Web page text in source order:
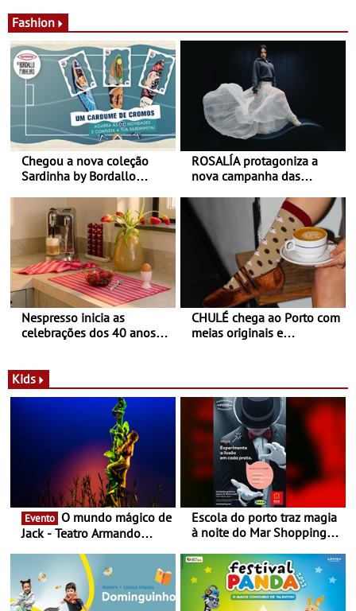
Fashion
Chegou a nova coleção
Sardinha by Bordallo
ROSALÍA protagoniza a
nova campanha das
Balance
Nespresso inicia as
celebrações dos 40 anos
Novas - Edição limitada
Nespresso x Torres Novas
CHULÉ chega ao Porto com
meias originais e
Shopping
Kids
Evento
Jack - Teatro Armando
Escola do porto traz magia
à noite do Mar Shopping
29 de abril, às 21h00